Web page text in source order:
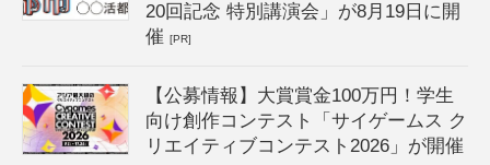
20回記念 特別講演会」が8月19日に開
催[PR]
【公募情報】大賞賞金100万円！学生
向け創作コンテスト「サイゲームス ク
リエイティブコンテスト2026」が開催